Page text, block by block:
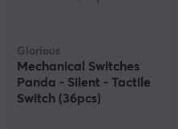
Glorious
Mechanical Switches
Panda - Silent - Tactile
Switch (36pcs)